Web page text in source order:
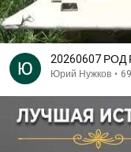
20260607
Юрий Нужков •